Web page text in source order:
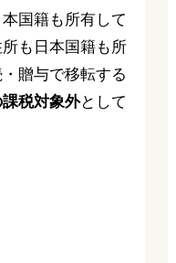
国籍も所有して
も日本国籍も所
贈与で移転する
税対象外として